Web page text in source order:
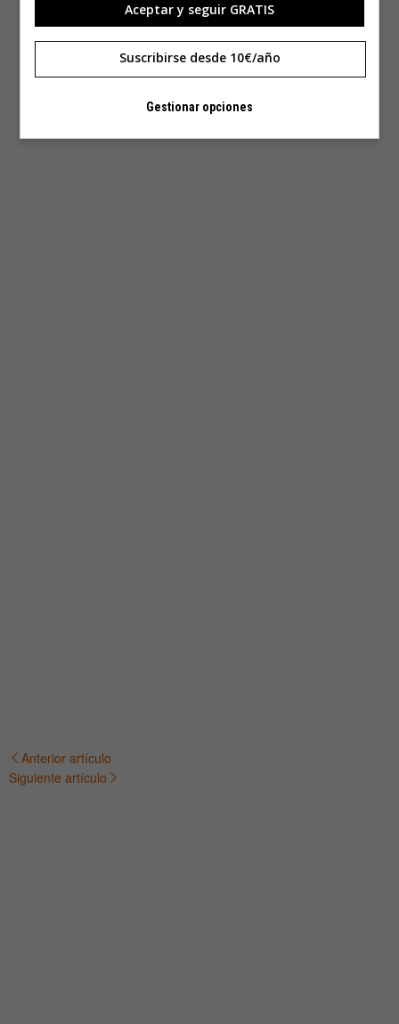
Navegación
Anterior artículo
Siguiente artículo
Aceptar y seguir GRATIS
Suscribirse desde 10€/año
Gestionar opciones